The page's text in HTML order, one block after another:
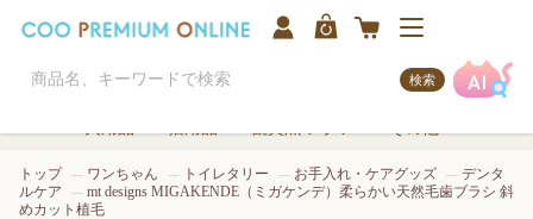
検索
トップ ワンちゃん トイレタリー お手入れ・ケアグッズ
デンタ
ルケア
mt designs MIGAKENDE（ミガケンデ）柔らかい天然毛歯ブラシ 斜
めカット植毛